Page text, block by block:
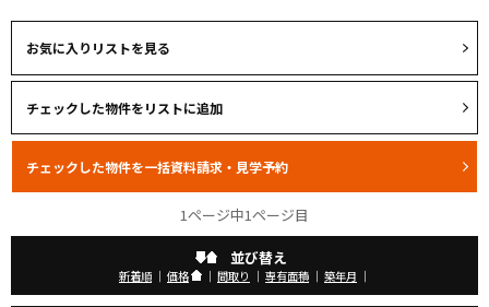
お気に入りリストを見る
1ページ中1ページ目
並び替え
新着順 ｜ 価格 ｜ 間取り ｜ 専有面積 ｜ 築年月 ｜